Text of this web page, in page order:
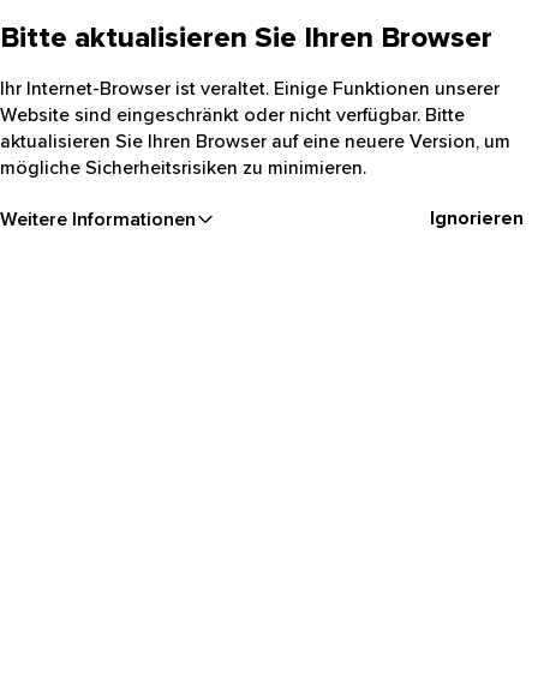
Bitte aktualisieren Sie Ihren Browser
Ihr Internet-Browser ist veraltet. Einige Funktionen unserer
Website sind eingeschränkt oder nicht verfügbar. Bitte
aktualisieren Sie Ihren Browser auf eine neuere Version, um
mögliche Sicherheitsrisiken zu minimieren.
Weitere Informationen Ignorieren